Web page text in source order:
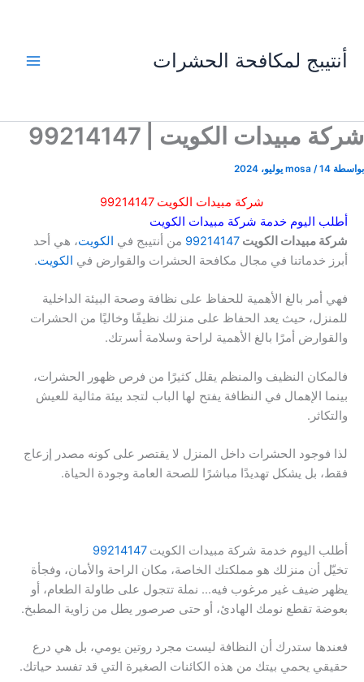
المحتوى
أنتيبج لمكافحة الحشرات
شركة مبيدات الكويت | 99214147
بواسطة mosa /14 يوليو، 2024
شركة مبيدات الكويت 99214147
أطلب اليوم خدمة شركة مبيدات الكويت
شركة مبيدات الكويت 99214147 من أنتيبج في الكويت، هي أحد
أبرز خدماتنا في مجال مكافحة الحشرات والقوارض في الكويت.
فهي أمر بالغ الأهمية للحفاظ على نظافة وصحة البيئة الداخلية
للمنزل، حيث يعد الحفاظ على منزلك نظيفًا وخاليًا من الحشرات
والقوارض أمرًا بالغ الأهمية لراحة وسلامة أسرتك.
فالمكان النظيف والمنظم يقلل كثيرًا من فرص ظهور الحشرات،
بينما الإهمال في النظافة يفتح لها الباب لتجد بيئة مثالية للعيش
والتكاثر.
لذا فوجود الحشرات داخل المنزل لا يقتصر على كونه مصدر إزعاج
فقط، بل يشكل تهديدًا مباشرًا للصحة العامة وجودة الحياة.
أطلب اليوم خدمة شركة مبيدات الكويت99214147
تخيّل أن منزلك هو مملكتك الخاصة، مكان الراحة والأمان، وفجأة
يظهر ضيف غير مرغوب فيه… نملة تتجول على طاولة الطعام، أو
بعوضة تقطع نومك الهادئ، أو حتى صرصور يطل من زاوية المطبخ.
فعندها ستدرك أن النظافة ليست مجرد روتين يومي، بل هي درع
حقيقي يحمي بيتك من هذه الكائنات الصغيرة التي قد تفسد حياتك.